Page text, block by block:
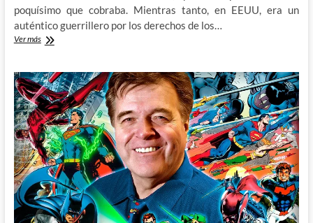
poquísimo que cobraba. Mientras tanto, en EEUU, era un
auténtico guerrillero por los derechos de los…
Ver másLa
Neal
Adams
(I):
Tritón
sale
del
agua